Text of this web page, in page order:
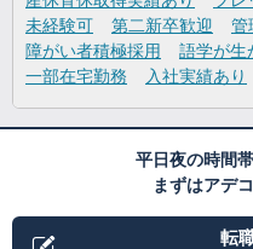
未経験可
第二新卒歓迎 管
障がい者積極採用
語学が生
一部在宅勤務
入社実績あり
平日夜の時間
まずはアデ
転